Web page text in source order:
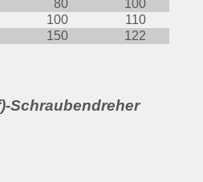
80
100
100
110
150 122
Schraubendreher